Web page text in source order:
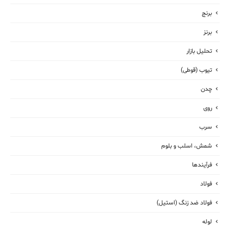
برنج
برنز
تحلیل بازار
تیوب (قوطی)
چدن
روی
سرب
شمش، اسلب و بلوم
فرآیندها
فولاد
فولاد ضد زنگ (استیل)
لوله